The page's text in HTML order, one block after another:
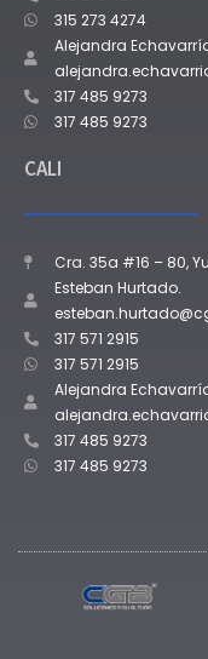
315 273 4274
Alejandra
317 485 9273
317 485 9273
CALI
Cra. 35a #16 – 80,
Esteban Hurtado.
317 571 2915
317 571 2915
Alejandra
317 485 9273
317 485 9273